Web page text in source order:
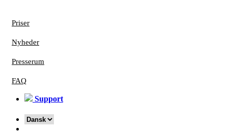
Priser
Nyheder
Presserum
FAQ
Support